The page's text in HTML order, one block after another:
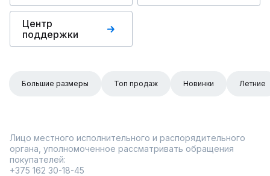
Центр
поддержки
Большие размеры Топ продаж Новинки Летние
Лицо местного исполнительного и распорядительного
органа, уполномоченное рассматривать обращения
покупателей:
+375 162 30-18-45